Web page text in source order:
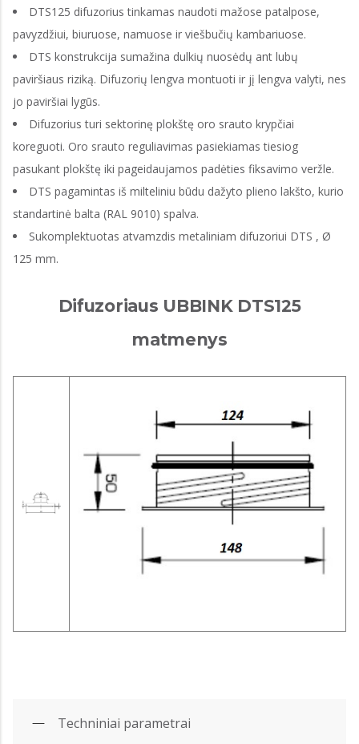
DTS125 difuzorius tinkamas naudoti mažose patalpose,
pavyzdžiui, biuruose, namuose ir viešbučių kambariuose.
DTS konstrukcija sumažina dulkių nuosėdų ant lubų
paviršiaus riziką. Difuzorių lengva montuoti ir jį lengva valyti, nes
jo paviršiai lygūs.
Difuzorius turi sektorinę plokštę oro srauto krypčiai
koreguoti. Oro srauto reguliavimas pasiekiamas tiesiog
pasukant plokštę iki pageidaujamos padėties fiksavimo veržle.
DTS pagamintas iš milteliniu būdu dažyto plieno lakšto, kurio
standartinė balta (RAL 9010) spalva.
Sukomplektuotas atvamzdis metaliniam difuzoriui DTS , Ø
125 mm.
Difuzoriaus UBBINK DTS125
matmenys
Techniniai parametrai